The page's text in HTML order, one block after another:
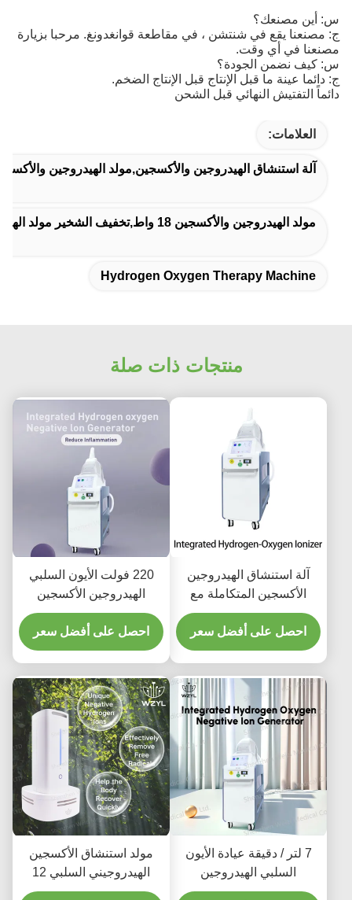
س: أين مصنعك؟
ج: مصنعنا يقع في شنتشن ، في مقاطعة قوانغدونغ. مرحبا بزيارة
مصنعنا في أي وقت.
س: كيف نضمن الجودة؟
ج: دائما عينة ما قبل الإنتاج قبل الإنتاج الضخم.
دائماً التفتيش النهائي قبل الشحن
العلامات:
آلة استنشاق الهيدروجين والأكسجين,مولد الهيدروجين
مولد الهيدروجين والأكسجين 18 واط,تخفيف الشخير مولد الهيدروجين والأكسجين,تخفيف تشخير مولد O2 H2
Hydrogen Oxygen Therapy Machine
منتجات ذات صلة
آلة استنشاق الهيدروجين
الأكسجين المتكاملة مع
شاشة عرض 10.4 بوصة
احصل على أفضل سعر
220 فولت الأيون السلبي
الهيدروجين الأكسجين
المستنشقة تحسين التخفيف
من تعب النوم
احصل على أفضل سعر
7 لتر / دقيقة عيادة الأيون
السلبي الهيدروجين
الأكسجين المستنشق
مولد استنشاق الأكسجين
الهيدروجيني السلبي 12
فولت 18 واط